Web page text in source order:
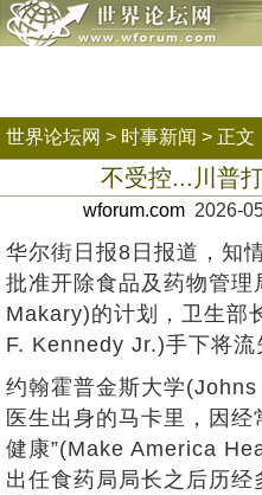
世界论坛网 > 时事新闻 > 正文
不受控...川普
wforum.com 2026-
华尔街日报8日报道，知
批准开除食品及药物管
Makary)的计划，卫生部
F. Kennedy Jr.)手下将流
约翰霍普金斯大学
医生出身的马卡里，因经
健康”(Make America
出任食药局局长之后历经